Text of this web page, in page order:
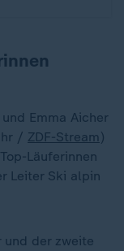
Emma Aicher
/ ZDF-Stream )
Läuferinnen
Leiter Ski alpin
und der zweite